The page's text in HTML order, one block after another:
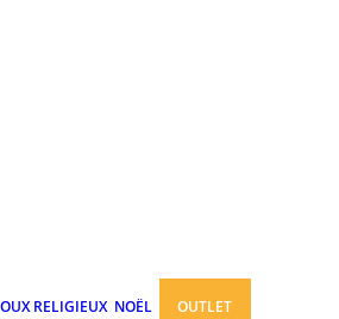
RELIGIEUX NOËL OUTLET